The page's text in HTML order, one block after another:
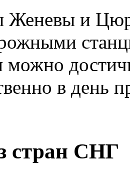
Женевы и
можно
в день
стран СНГ